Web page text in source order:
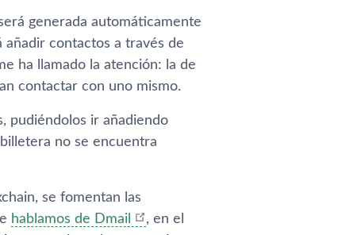
generada automáticamente
contactos a través de
ha llamado la atención: la de
contactar con uno mismo.
pudiéndolos ir añadiendo
no se encuentra
se fomentan las
hablamos de Dmail
, en el